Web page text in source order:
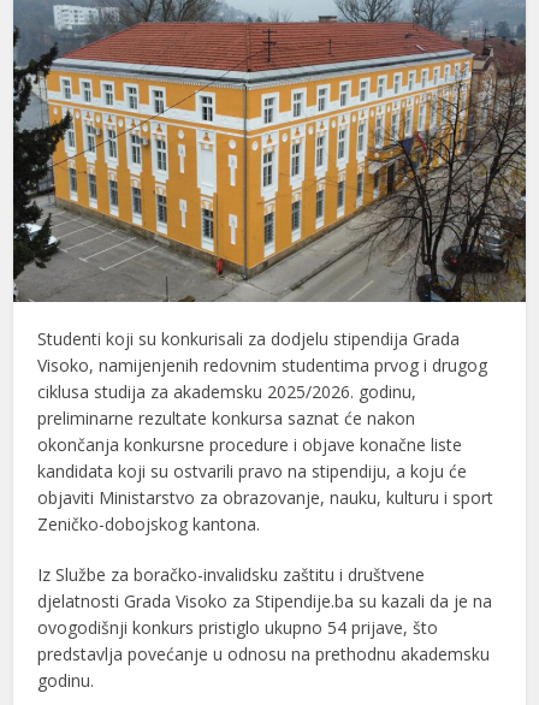
Studenti koji su konkurisali za dodjelu stipendija Grada
Visoko, namijenjenih redovnim studentima prvog i drugog
ciklusa studija za akademsku 2025/2026. godinu,
preliminarne rezultate konkursa saznat će nakon
okončanja konkursne procedure i objave konačne liste
kandidata koji su ostvarili pravo na stipendiju, a koju će
objaviti Ministarstvo za obrazovanje, nauku, kulturu i sport
Zeničko-dobojskog kantona.
Iz Službe za boračko-invalidsku zaštitu i društvene
djelatnosti Grada Visoko za Stipendije.ba su kazali da je na
ovogodišnji konkurs pristiglo ukupno 54 prijave, što
predstavlja povećanje u odnosu na prethodnu akademsku
godinu.